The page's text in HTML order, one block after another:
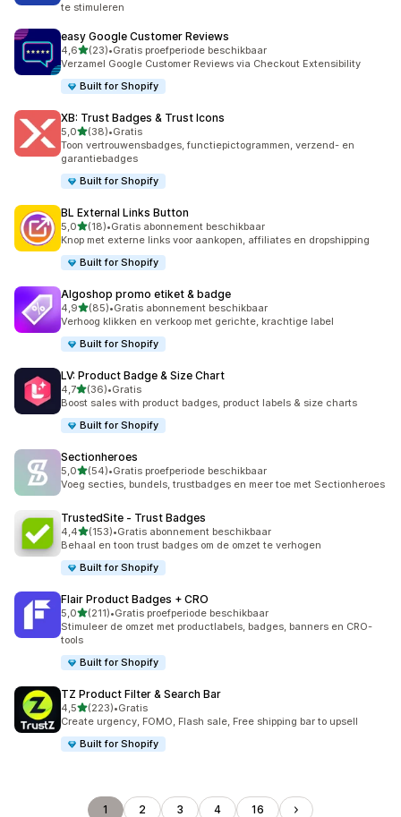
te stimuleren
easy Google Customer Reviews
4,6van 5 sterren
(23)
23 recensies in totaal
•Gratis proefperiode beschikbaar
Verzamel Google Customer Reviews via Checkout Extensibility
Built for Shopify
XB: Trust Badges & Trust Icons
5,0van 5 sterren
(38)
38 recensies in totaal
•Gratis
Toon vertrouwensbadges, functiepictogrammen, verzend- en
garantiebadges
Built for Shopify
BL External Links Button
5,0van 5 sterren
(18)
18 recensies in totaal
•Gratis abonnement beschikbaar
Knop met externe links voor aankopen, affiliates en dropshipping
Built for Shopify
Algoshop promo etiket & badge
4,9van 5 sterren
(85)
85 recensies in totaal
•Gratis abonnement beschikbaar
Verhoog klikken en verkoop met gerichte, krachtige label
Built for Shopify
LV: Product Badge & Size Chart
4,7van 5 sterren
(36)
36 recensies in totaal
•Gratis
Boost sales with product badges, product labels & size charts
Built for Shopify
Sectionheroes
5,0van 5 sterren
(54)
54 recensies in totaal
•Gratis proefperiode beschikbaar
Voeg secties, bundels, trustbadges en meer toe met Sectionheroes
TrustedSite ‑ Trust Badges
4,4van 5 sterren
(153)
153 recensies in totaal
•Gratis abonnement beschikbaar
Behaal en toon trust badges om de omzet te verhogen
Built for Shopify
Flair Product Badges + CRO
5,0van 5 sterren
(211)
211 recensies in totaal
•Gratis proefperiode beschikbaar
Stimuleer de omzet met productlabels, badges, banners en CRO-
tools
Built for Shopify
TZ Product Filter & Search Bar
4,5van 5 sterren
(223)
223 recensies in totaal
•Gratis
Create urgency, FOMO, Flash sale, Free shipping bar to upsell
Built for Shopify
1 2 3 4 16